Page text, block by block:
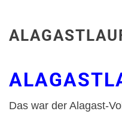
Das war der Alagast-